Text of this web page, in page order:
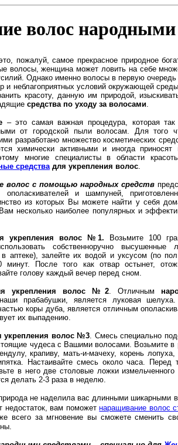
волос
пожалуй, самое прекрасное природное
волосы, женщина может ловить на себе
Однако именно волосы в первую очередь
и неблагоприятных условий окружающей
красоту, данную им природой,
средства по уходу за волосами
– это самая важная процедура, которая
от городской пыли волосам. Для того
разработано множество косметических
химически активными и иногда
многие специалисты в области
средства для укрепления волос
волос с помощью народных средств
ополаскивателей и шампуней,
из которых Вы можете найти у себя
несколько наиболее популярных и
укрепления волос №1. Возьмите 100
собственноручно высушенные
аптеке), залейте их водой и уксусом (по пол
После того как отвар остынет,
голову каждый вечер перед сном.
укрепления волос №2. Отличным
прабабушки, является луковая
коры дуба, является отличным
их выпадению.
укрепления волос №3 . Смесь специально
чудеса с Вашими волосами. Возьмите в
крапиву, мать-и-мачеху, корень
Настаивайте смесь около часа. Перед
в него две столовые ложки
делать 2-3 раза в неделю.
не наделила вас длинными шикарными
недостаток, вам поможетнаращивание волос
всего за мгновение вы сможете сменить